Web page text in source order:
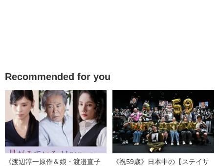
Recommended for you
《渡辺淳一原作＆娘・渡邉直子
《祝59歳》日本中の【ステイサ